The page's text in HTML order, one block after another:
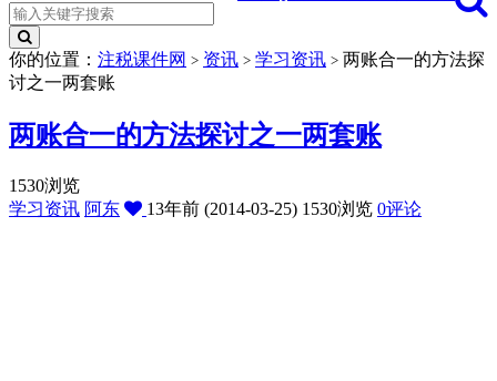
你的位置： 注税课件网 > 资讯 > 学习资讯 > 两账合一的方法探
讨之一两套账
两账合一的方法探讨之一两套账
1530浏览
学习资讯 阿东 13年前 (2014-03-25) 1530浏览 0评论